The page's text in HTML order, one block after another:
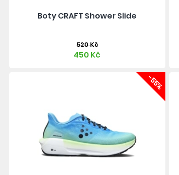
Boty CRAFT Shower Slide
520 Kč
450 Kč
-55%